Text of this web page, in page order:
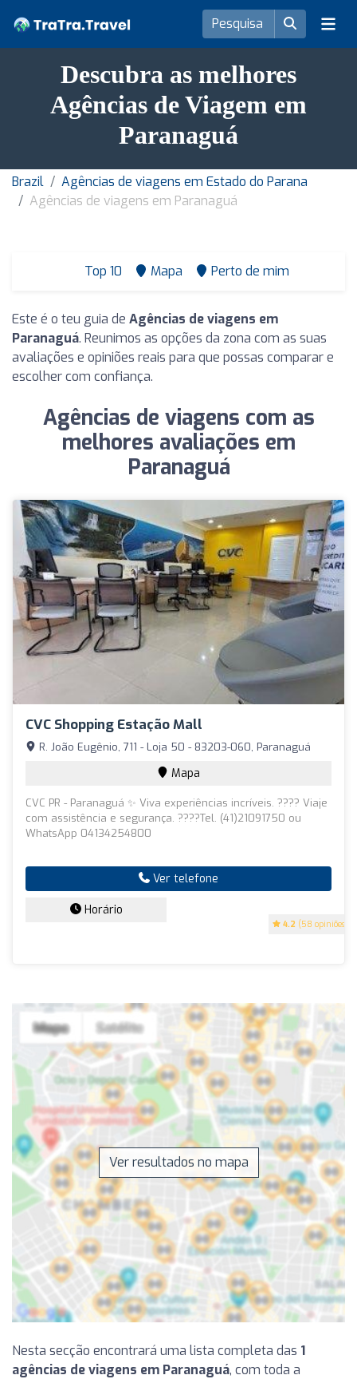
Descubra as melhores
Agências de Viagem em
Paranaguá
Brazil
Agências de viagens em Estado do Parana
Agências de viagens em Paranaguá
Top 10 Mapa Perto de mim
Este é o teu guia de Agências de viagens em
Paranaguá. Reunimos as opções da zona com as suas
avaliações e opiniões reais para que possas comparar e
escolher com confiança.
Agências de viagens com as
melhores avaliações em
Paranaguá
CVC Shopping Estação Mall
4.2 (58 opiniões)
R. João Eugênio, 711 - Loja 50 - 83203-060, Paranaguá
Mapa
CVC PR - Paranaguá ✨ Viva experiências incríveis. ???? Viaje
com assistência e segurança. ????Tel. (41)21091750 ou
WhatsApp 04134254800
Ver telefone
Horário
Ver resultados no mapa
Nesta secção encontrará uma lista completa das 1
agências de viagens em Paranaguá, com toda a